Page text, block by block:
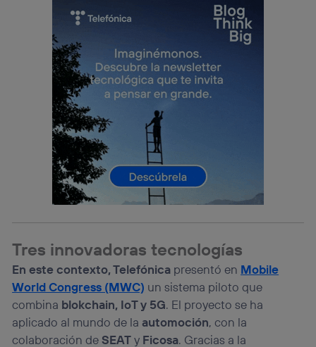
Tres innovadoras tecnologías
En este contexto, Telefónica presentó en Mobile
World Congress (MWC) un sistema piloto que
combina blokchain, IoT y 5G. El proyecto se ha
aplicado al mundo de la automoción, con la
colaboración deSEATy Ficosa. Gracias a la
Este identificador se asigna a la conexión de internet, por
lo que cualquier persona que conecte su dispositivo y
consienta el uso de la tecnología recibirá el mismo
identificador. Típicamente:
Si utilizas unaconexión de banda ancha
el marketing o análisis se realizará en función de las
actividades de navegación de los miembros del hogar
que hayan dado su consentimiento.
Si utilizasdatos móviles, el marketing será más
personalizado, ya que se basará únicamente en la
navegación del usuario del móvil.
Puedes gestionar los consentimientos Utiq seleccionando
“Administrar Utiq” en la parte inferior de esta página web o
visitando el portal de privacidad de Utiq